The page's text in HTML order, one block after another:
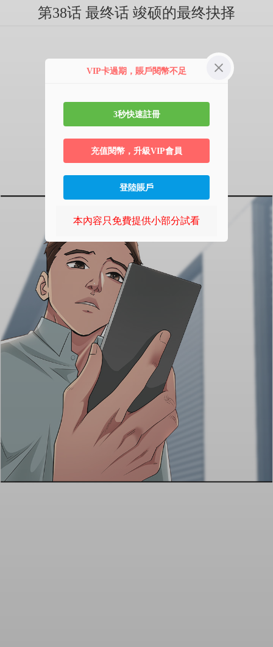
第38话 最终话 竣硕的最终抉择
VIP卡過期，賬戶閱幣不足
3秒快速註冊
充值閱幣，升級VIP會員
登陸賬戶
本內容只免費提供小部分試看